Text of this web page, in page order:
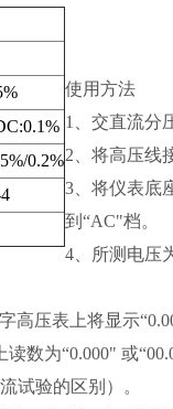
0.2%
使用方法
1、交直流分
2、将高压线
3、将仪表底
到“AC"档。
4、所测电压
压表上将显示
数为“0.000" 或
试验的区别）。